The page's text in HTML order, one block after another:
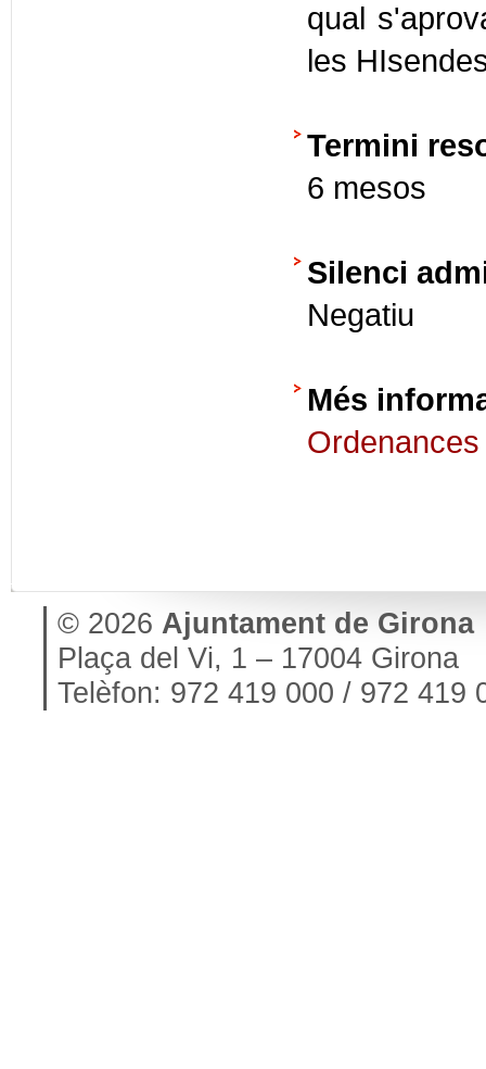
qual
les
Termini
6 mesos
Silenci
Negatiu
Més
© 2026 Ajuntament de Girona
Plaça del Vi, 1 – 17004 Girona
Telèfon: 972 419 000 / 972 419